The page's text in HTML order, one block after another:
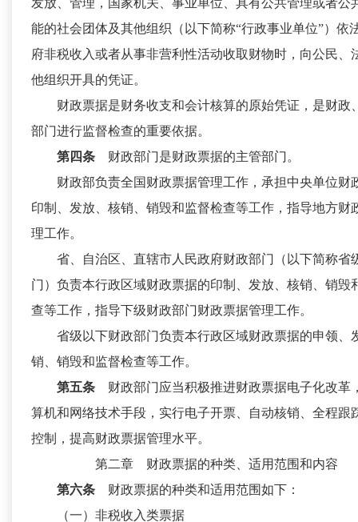
发放、管理，国家机关、事业单位、具有公共管理或者公
能的社会团体及其他组织（以下简称“行政事业单位”）依
府非税收入或者从事非营利性活动收取财物时，向公民、
他组织开具的凭证。
财政票据是财务收支和会计核算的原始凭证，是财政
部门进行监督检查的重要依据。
第四条 财政部门是财政票据的主管部门。
财政部负责全国财政票据管理工作，承担中央单位财
印制、发放、核销、销毁和监督检查等工作，指导地方财
理工作。
省、自治区、直辖市人民政府财政部门（以下简称省
门）负责本行政区域财政票据的印制、发放、核销、销毁
查等工作，指导下级财政部门财政票据管理工作。
省级以下财政部门负责本行政区域财政票据的申领、
销、销毁和监督检查等工作。
第五条 财政部门应当积极推进财政票据电子化改革
算机和网络技术手段，实行电子开票、自动核销、全程跟
控制，提高财政票据管理水平。
第二章 财政票据的种类、适用范围和内容
第六条 财政票据的种类和适用范围如下：
（一）非税收入类票据